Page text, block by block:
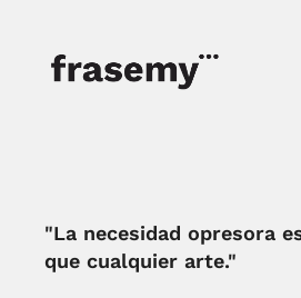
"La necesidad opresora
que cualquier arte."